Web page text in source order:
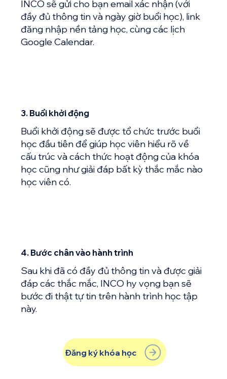
INCO sẽ gửi cho bạn email xác nhận (với
đầy đủ thông tin và ngày giờ buổi học), link
đăng nhập nền tảng học, cùng các lịch
Google Calendar.
3. Buổi khởi động
Buổi khởi động sẽ được tổ chức trước buổi
học đầu tiên để giúp học viên hiểu rõ về
cấu trúc và cách thức hoạt động của khóa
học cũng như giải đáp bất kỳ thắc mắc nào
học viên có.
4. Bước chân vào hành trình
Sau khi đã có đầy đủ thông tin và được giải
đáp các thắc mắc, INCO hy vọng bạn sẽ
bước đi thật tự tin trên hành trình học tập
này.
Đăng ký khóa học